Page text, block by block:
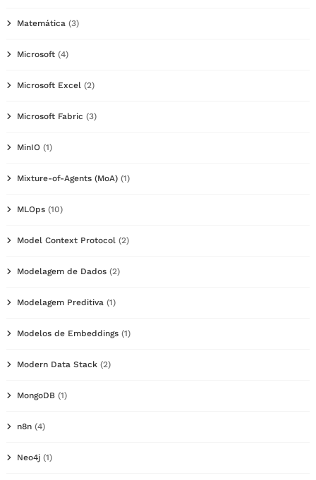
Matemática (3)
Microsoft (4)
Microsoft Excel (2)
Microsoft Fabric (3)
MinIO (1)
Mixture-of-Agents (MoA) (1)
MLOps (10)
Model Context Protocol (2)
Modelagem de Dados (2)
Modelagem Preditiva (1)
Modelos de Embeddings (1)
Modern Data Stack (2)
MongoDB (1)
n8n (4)
Neo4j (1)